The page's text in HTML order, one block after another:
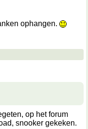
ophangen.
op het forum
snooker gekeken.